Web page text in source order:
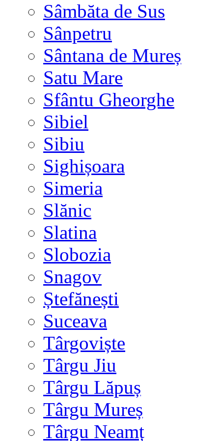
Sâmbăta de Sus
Sânpetru
Sântana de Mureș
Satu Mare
Sfântu Gheorghe
Sibiel
Sibiu
Sighișoara
Simeria
Slănic
Slatina
Slobozia
Snagov
Ștefănești
Suceava
Târgoviște
Târgu Jiu
Târgu Lăpuș
Târgu Mureș
Târgu Neamț